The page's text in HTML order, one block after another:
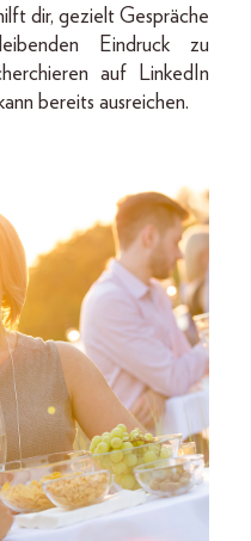
dir, gezielt Gespräche
Eindruck zu
auf LinkedIn
bereits ausreichen.